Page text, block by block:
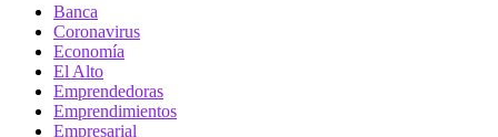
Banca
Coronavirus
Economía
El Alto
Emprendedoras
Emprendimientos
Empresarial